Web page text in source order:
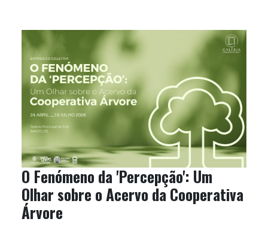
O Fenómeno da 'Percepção': Um
Olhar sobre o Acervo da Cooperativa
Árvore